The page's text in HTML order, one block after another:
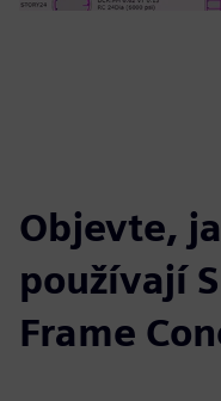
Objevte,
používají
Frame